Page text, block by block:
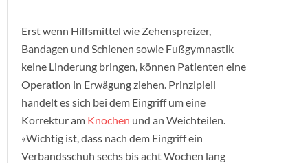
Erst wenn Hilfsmittel wie Zehenspreizer,
Bandagen und Schienen sowie Fußgymnastik
keine Linderung bringen, können Patienten eine
Operation in Erwägung ziehen. Prinzipiell
handelt es sich bei dem Eingriff um eine
Korrektur am Knochen und an Weichteilen.
«Wichtig ist, dass nach dem Eingriff ein
Verbandsschuh sechs bis acht Wochen lang